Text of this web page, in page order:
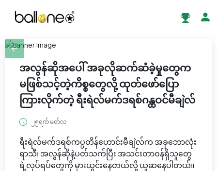
အလွန်ဆိုအပေါ် အခုလိုဆက်ဆံခဲ့မှုတွေက
မဖြစ်သင့်တဲ့ကိစ္စတွေလို့ ထုတ်ဖော်ပြော
ကြားလိုက်တဲ့ ရီးရဲလ်မက်ဒရစ်ဂန္ထဝင်မီချဲလ်
၂၅ရက် မတ်လ
ရီးရဲလ်မက်ဒရစ်ကပ္ပတိန်ဟောင်းမီချဲလ်က အခုဘောလုံး
ရာသီ၊ အလွန်ဆိုနဲ့ပတ်သက်ပြီး အသင်းတာဝန်ရှိသူတွေ
ရဲ့လုပ်ရပ်တွေကို မှားယွင်းနေတယ်လို့ ယူဆနေပါတယ်။